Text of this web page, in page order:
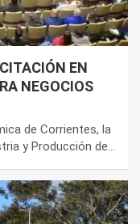
EN
NEGOCIOS
de Corrientes, la
y Producción de…